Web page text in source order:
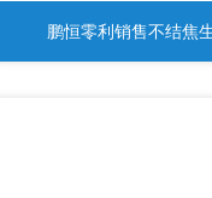
鹏恒零利销售不结焦